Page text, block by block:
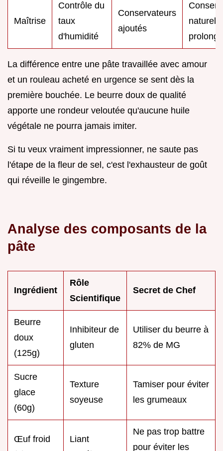
Maîtrise
Contrôle du
taux
d'humidité
Conservateurs
ajoutés
naturelle
La différence entre une pâte travaillée avec amour
et un rouleau acheté en urgence se sent dès la
première bouchée. Le beurre doux de qualité
apporte une rondeur veloutée qu'aucune huile
végétale ne pourra jamais imiter.
Si tu veux vraiment impressionner, ne saute pas
l'étape de la fleur de sel, c'est l'exhausteur de goût
qui réveille le gingembre.
Analyse des composants de la
pâte
Ingrédient
Rôle
Scientifique
Secret de Chef
Beurre
doux
(125g)
Inhibiteur de
gluten
Utiliser du beurre à
82% de MG
Sucre
glace
(60g)
Texture
soyeuse
Tamiser pour éviter
les grumeaux
Œuf froid
Liant
Ne pas trop battre
pour éviter les